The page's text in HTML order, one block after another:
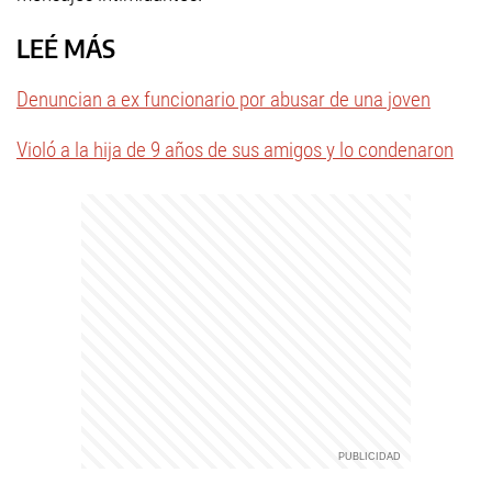
LEÉ MÁS
Denuncian a ex funcionario por abusar de una joven
Violó a la hija de 9 años de sus amigos y lo condenaron